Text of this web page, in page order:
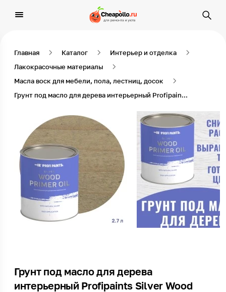
Главная Каталог
Интерьер и отделка
Лакокрасочные материалы
Масла воск для мебели, пола, лестниц, досок
Грунт под масло для дерева интерьерный Profipaints Silver Wood Primer Oil 2.7л, Дымчато-серый
Грунт под масло для дерева
интерьерный Profipaints Silver Wood